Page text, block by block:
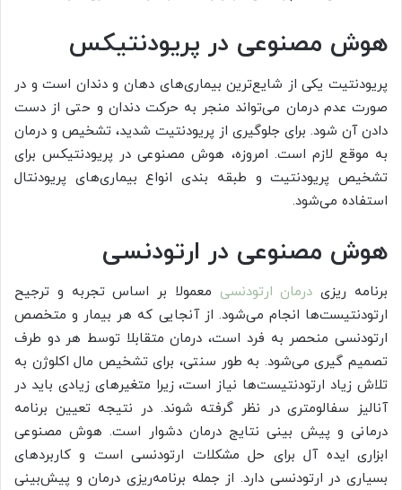
هوش مصنوعی در پریودنتیکس
پریودنتیت یکی از شایع‌ترین بیماری‌های‌ دهان و دندان است و در
صورت عدم درمان می‌تواند منجر به حرکت دندان و حتی از دست
دادن آن شود. برای جلوگیری از پریودنتیت شدید، تشخیص و درمان
به موقع لازم است. امروزه، هوش مصنوعی در پریودنتیکس برای
تشخیص پریودنتیت و طبقه بندی انواع بیماری‌های پریودنتال
استفاده می‌شود.
هوش مصنوعی در ارتودنسی
برنامه ریزی درمان ارتودنسی معمولا بر اساس تجربه و ترجیح
ارتودنتیست‌ها انجام می‌شود. از آنجایی که هر بیمار و متخصص
ارتودنسی منحصر به فرد است، درمان متقابلا توسط هر دو طرف
تصمیم گیری می‌شود. به طور سنتی، برای تشخیص مال اکلوژن به
تلاش زیاد ارتودنتیست‌ها نیاز است، زیرا متغیرهای زیادی باید در
آنالیز سفالومتری در نظر گرفته شوند. در نتیجه تعیین برنامه
درمانی و پیش بینی نتایج درمان دشوار است. هوش مصنوعی
ابزاری ایده آل برای حل مشکلات ارتودنسی است و کاربردهای
بسیاری در ارتودنسی دارد. از جمله برنامه‌ریزی درمان و پیش‌بینی